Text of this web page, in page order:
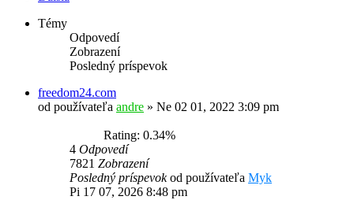
Témy
Odpovedí
Zobrazení
Posledný príspevok
freedom24.com
od používateľa andre » Ne 02 01, 2022 3:09 pm
Rating: 0.34%
4 Odpovedí
7821 Zobrazení
Posledný príspevokod používateľa Myk
Pi 17 07, 2026 8:48 pm